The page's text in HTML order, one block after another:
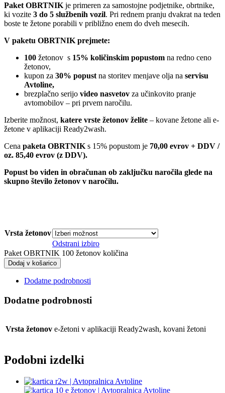
Paket OBRTNIK je primeren za samostojne podjetnike, obrtnike,
ki vozite 3 do 5 službenih vozil. Pri rednem pranju dvakrat na teden
boste te žetone porabili v približno enem do dveh mesecih.
V paketu OBRTNIK prejmete:
100 žetonov s 15% količinskim popustom na redno ceno
žetonov,
kupon za 30% popust na storitev menjave olja na servisu
Avtoline,
brezplačno serijo video nasvetov za učinkovito pranje
avtomobilov – pri prvem naročilu.
Izberite možnost, katere vrste žetonov želite – kovane žetone ali e-
žetone v aplikaciji Ready2wash.
Cena paketa OBRTNIK s 15% popustom je 70,00 evrov + DDV /
oz. 85,40 evrov (z DDV).
Popust bo viden in obračunan ob zaključku naročila glede na
skupno število žetonov v naročilu.
Vrsta žetonov
Odstrani izbiro
Paket OBRTNIK 100 žetonov količina
Dodaj v košarico
Dodatne podrobnosti
Dodatne podrobnosti
Vrsta žetonov e-žetoni v aplikaciji Ready2wash, kovani žetoni
Podobni izdelki